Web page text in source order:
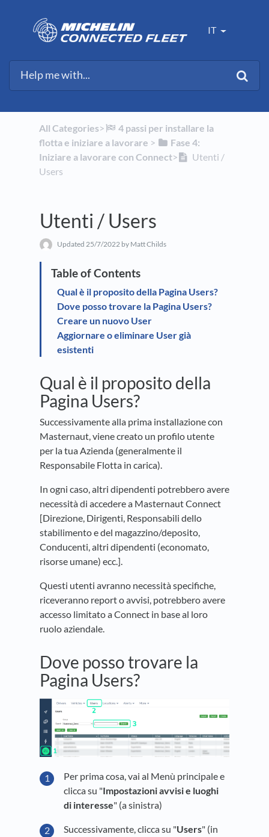
IT
All Categories​>​
​4 passi per installare la
flotta e iniziare a lavorare ​ > ​
​Fase 4:
Iniziare a lavorare con Connect​>​
Utenti /
Users
Utenti / Users
Updated 25/7/2022 by Matt Childs
Qual è il proposito della Pagina Users?
Dove posso trovare la Pagina Users?
Creare un nuovo User
Aggiornare o eliminare User già
esistenti
Qual è il proposito della
Pagina Users?
Successivamente alla prima installazione con
Masternaut, viene creato un profilo utente
per la tua Azienda (generalmente il
Responsabile Flotta in carica).
In ogni caso, altri dipendenti potrebbero avere
necessità di accedere a Masternaut Connect
[Direzione, Dirigenti, Responsabili dello
stabilimento e del magazzino/deposito,
Conducenti, altri dipendenti (economato,
risorse umane) ecc.].
Questi utenti avranno necessità specifiche,
riceveranno report o avvisi, potrebbero avere
accesso limitato a Connect in base al loro
ruolo aziendale.
Dove posso trovare la
Pagina Users?
Per prima cosa, vai al Menù principale e
clicca su "Impostazioni avvisi e luoghi
di interesse" (a sinistra)
Successivamente, clicca su "Users" (in